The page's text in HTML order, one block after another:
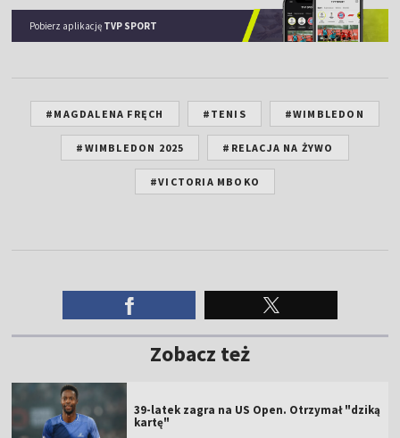
Pobierz aplikację TVP SPORT
#MAGDALENA FRĘCH #TENIS #WIMBLEDON
#WIMBLEDON 2025 #RELACJA NA ŻYWO
#VICTORIA MBOKO
Zobacz też
39-latek zagra na US Open. Otrzymał "dziką
kartę"